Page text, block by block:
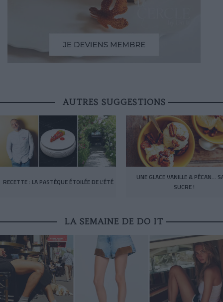
AUTRES SUGGESTIONS
RECETTE : LA PASTÈQUE ÉTOILÉE DE L’ÉTÉ
UNE GLACE VANILLE & PÉCAN…
SUCRE !
LA SEMAINE DE DO IT